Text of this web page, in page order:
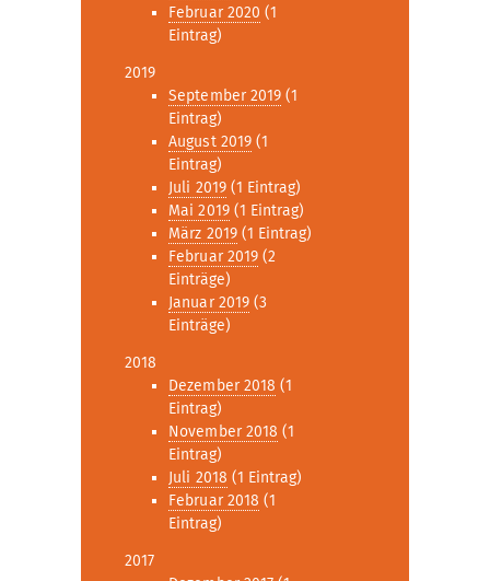
Februar 2020 (1
Eintrag)
2019
September 2019 (1
Eintrag)
August 2019 (1
Eintrag)
Juli 2019(1 Eintrag)
Mai 2019(1 Eintrag)
März 2019(1 Eintrag)
Februar 2019 (2
Einträge)
Januar 2019 (3
Einträge)
2018
Dezember 2018 (1
Eintrag)
November 2018 (1
Eintrag)
Juli 2018 (1 Eintrag)
Februar 2018 (1
Eintrag)
2017